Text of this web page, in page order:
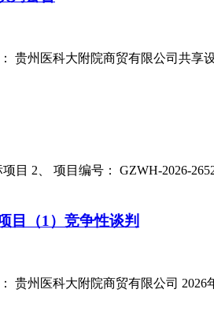
贵州医科大附院商贸有限公司共
目 2、 项目编号： GZWH-2026-
目（1）竞争性谈判
贵州医科大附院商贸有限公司